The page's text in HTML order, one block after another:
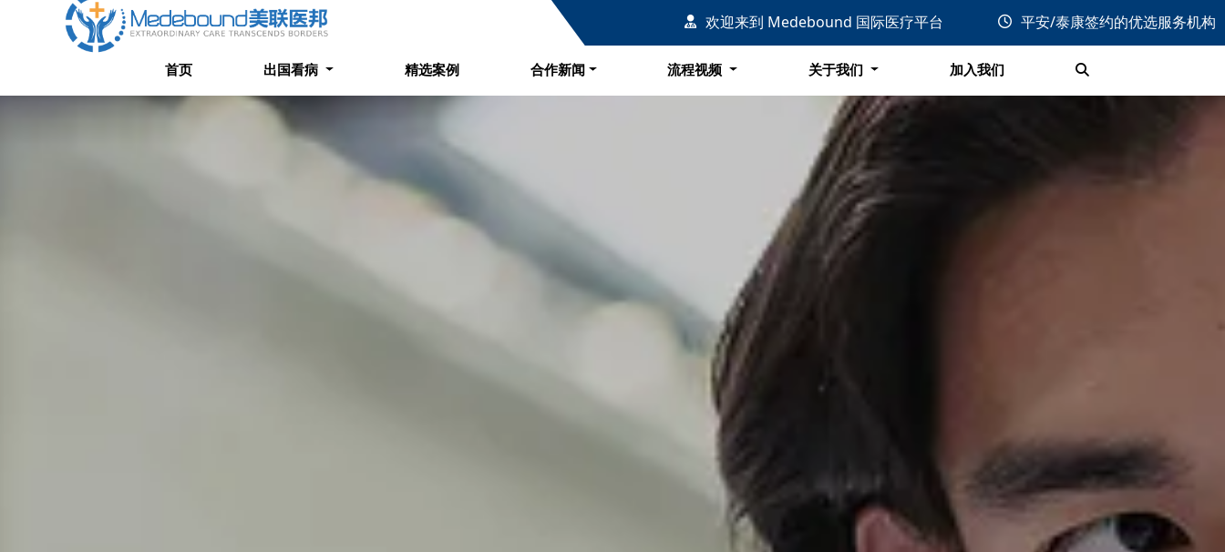
欢迎来到 Medebound 国际医疗平台 平安/泰康签约的优选服务机构
首页 出国看病 精选案例 合作新闻 流程视频 关于我们 加入我们
首页 出国看病 合作新闻 流程视频 加入我们